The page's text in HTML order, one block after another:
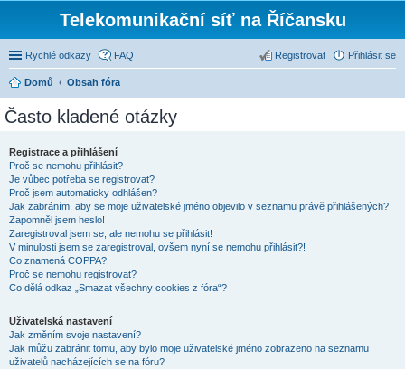
Telekomunikační síť na Říčansku
Rychlé odkazy FAQ Přihlásit se
Registrovat
Domů Obsah fóra
Často kladené otázky
Registrace a přihlášení
Proč se nemohu přihlásit?
Je vůbec potřeba se registrovat?
Proč jsem automaticky odhlášen?
Jak zabráním, aby se moje uživatelské jméno objevilo v seznamu právě přihlášených?
Zapomněl jsem heslo!
Zaregistroval jsem se, ale nemohu se přihlásit!
V minulosti jsem se zaregistroval, ovšem nyní se nemohu přihlásit?!
Co znamená COPPA?
Proč se nemohu registrovat?
Co dělá odkaz „Smazat všechny cookies z fóra“?
Uživatelská nastavení
Jak změním svoje nastavení?
Jak můžu zabránit tomu, aby bylo moje uživatelské jméno zobrazeno na seznamu
uživatelů nacházejících se na fóru?